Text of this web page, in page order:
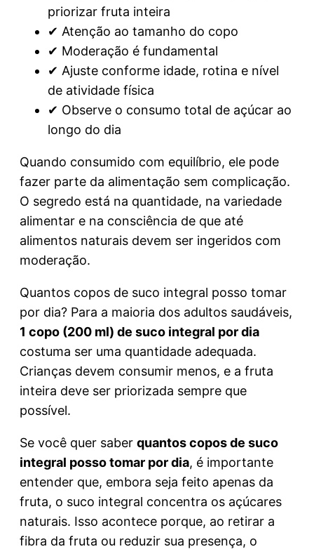
priorizar fruta inteira
✔ Atenção ao tamanho do copo
✔ Moderação é fundamental
✔ Ajuste conforme idade, rotina e nível
de atividade física
✔ Observe o consumo total de açúcar ao
longo do dia
Quando consumido com equilíbrio, ele pode
fazer parte da alimentação sem complicação.
O segredo está na quantidade, na variedade
alimentar e na consciência de que até
alimentos naturais devem ser ingeridos com
moderação.
Quantos copos de suco integral posso tomar
por dia? Para a maioria dos adultos saudáveis,
1 copo (200 ml) de suco integral por dia
costuma ser uma quantidade adequada.
Crianças devem consumir menos, e a fruta
inteira deve ser priorizada sempre que
possível.
Se você quer saber quantos copos de suco
integral posso tomar por dia, é importante
entender que, embora seja feito apenas da
fruta, o suco integral concentra os açúcares
naturais. Isso acontece porque, ao retirar a
fibra da fruta ou reduzir sua presença, o